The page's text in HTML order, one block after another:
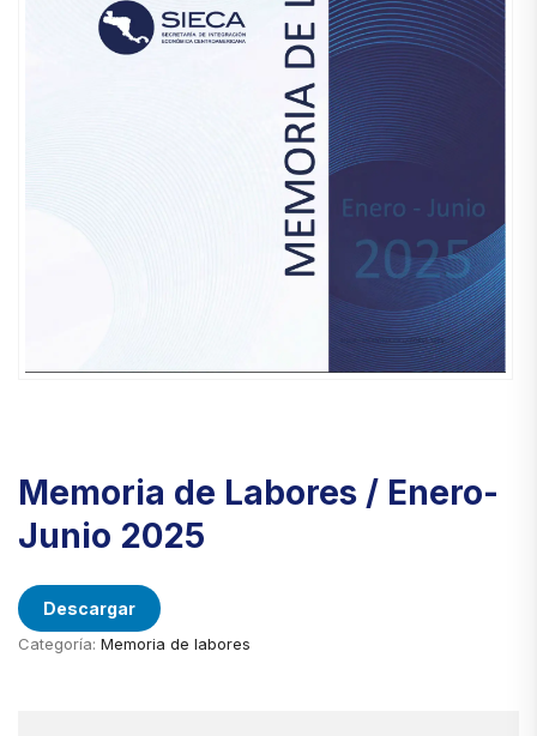
Memoria de Labores / Enero-
Junio 2025
Descargar
Categoría: Memoria de labores